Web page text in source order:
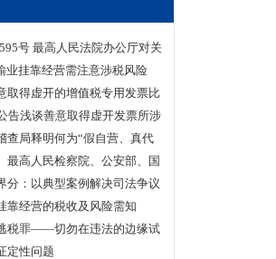
号 最高人民法院办公厅对关
税专用发票“虚抵进项税额”行
复
业挂靠经营需注意涉税风险
取得虚开的增值税专用发票比
告浅谈善意取得虚开发票所涉
如何处理？
查局释明何为“假自营、真代
最高人民检察院、公安部、国
部印发《关于适用认罪认罚从
见》的通知
分：以典型案例解决司法争议
靠经营的税收及风险需知
税罪——切勿在违法的边缘试
定性问题